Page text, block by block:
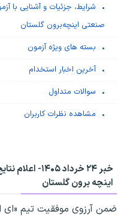
شرایط، جزئیات و آشنایی با
صنعتی اینچه‌برون گلستان
بسته های ویژه آزمون
آخرین اخبار استخدام
سوالات متداول
مشاهده نظرات کاربران
خبر ۲۴ خرداد ۱۴۰۵-
اعلام
اینچه برون گلستان
ضمن آرزوی موفقیت تیم «ای